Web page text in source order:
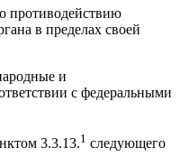
противодействию
в пределах своей
и
с федеральными
3.3.13.1 следующего